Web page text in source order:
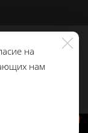
на
нам
сайта
данных